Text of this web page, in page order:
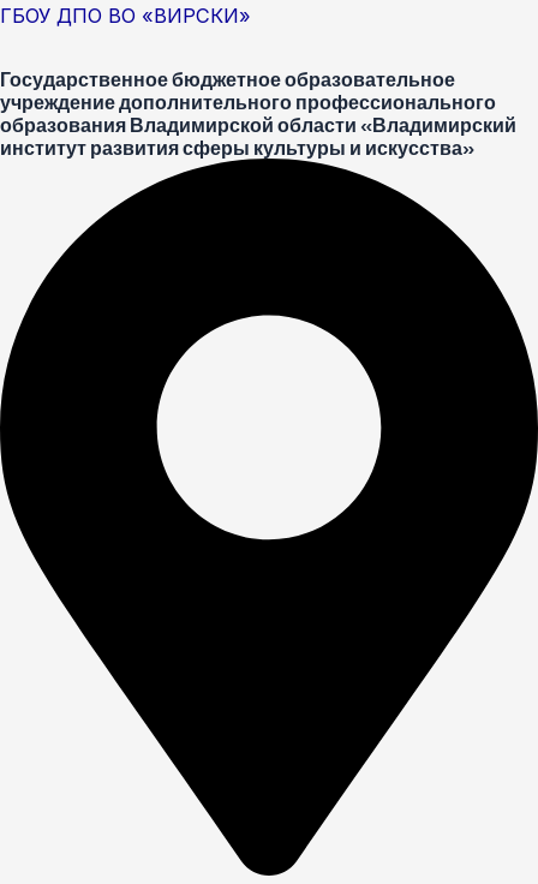
Перейти
содержимому
ГБОУ ДПО ВО «ВИРСКИ»
Государственное бюджетное образовательное
учреждение дополнительного профессионального
образования Владимирской области «Владимирский
институт развития сферы культуры и искусства»
Меню